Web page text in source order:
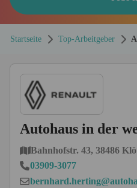
Startseite Top-Arbeitgeber
Autohaus in der
Bahnhofstr. 43, 38486
03909-3077